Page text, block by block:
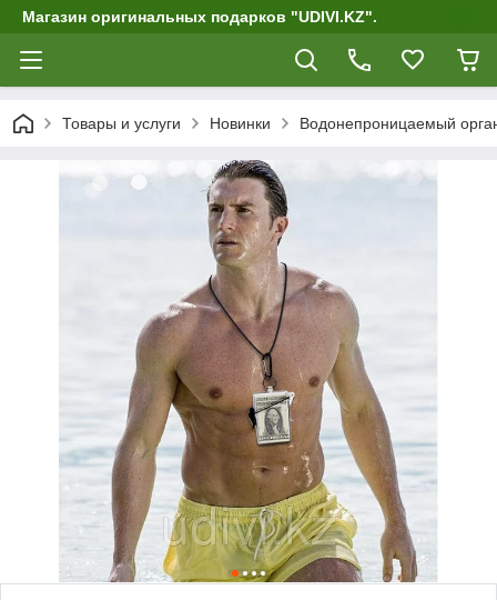
Магазин оригинальных подарков "UDIVI.KZ".
Товары и услуги Новинки Водонепроницаемый